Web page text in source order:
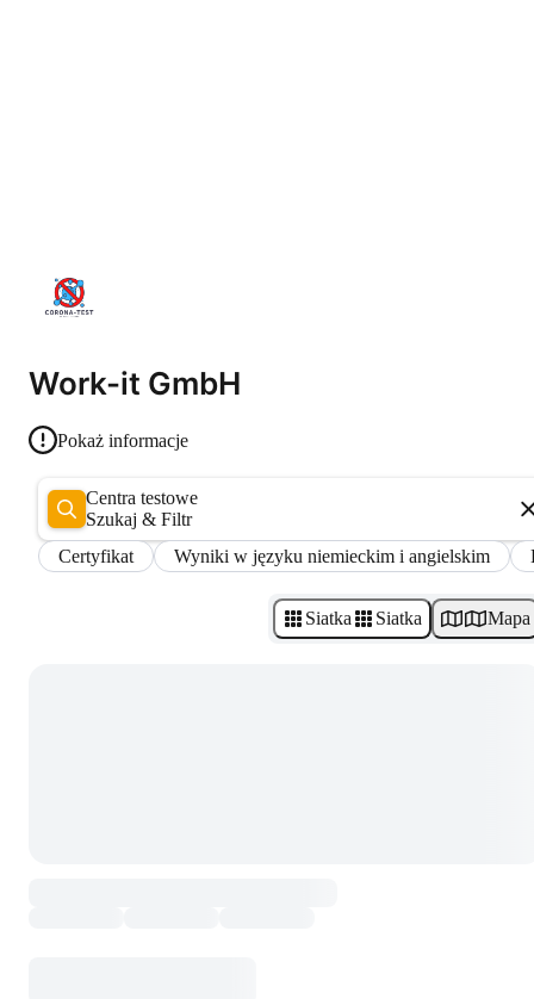
Work-it GmbH
Pokaż informacje
Centra testowe
Szukaj & Filtr
Certyfikat
Wyniki w języku niemieckim i angielskim
Siatka Siatka Mapa